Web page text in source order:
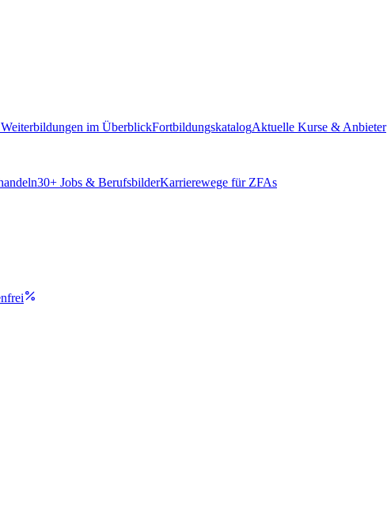
im ÜberblickFortbildungskatalogAktuelle Kurse & Anbieter
30+ Jobs & BerufsbilderKarrierewege für ZFAs